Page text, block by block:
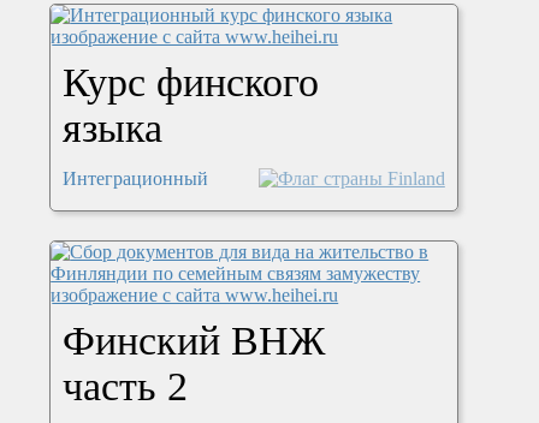
Курс финского
языка
Интеграционный
Финский ВНЖ
часть 2